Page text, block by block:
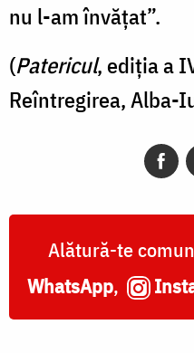
nu l-am învățat”.
(Patericul, ediția a
Reîntregirea, Alba-
Alătură-te
WhatsApp,